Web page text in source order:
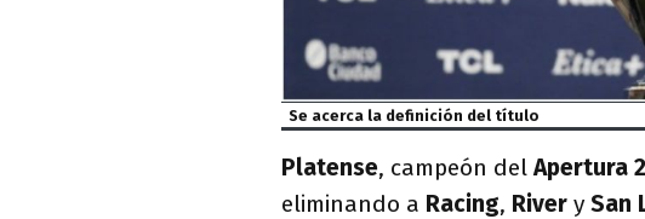
Se acerca la definición del título
Platense, campeón delApertura
eliminando a Racing, River y San